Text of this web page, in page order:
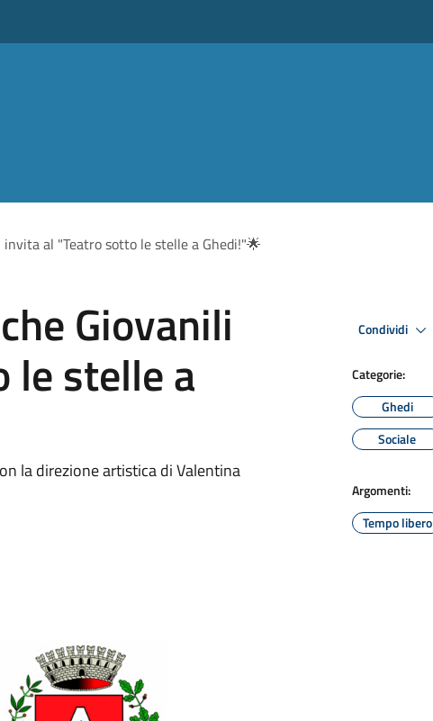
al "Teatro sotto le stelle a Ghedi!"🌟
Giovanili
le stelle a
la direzione artistica di Valentina
Condividi
Categorie:
Ghedi
Sociale
Argomenti:
Tempo libero